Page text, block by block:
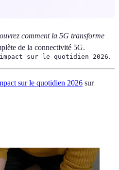
comment la 5G transforme
de la connectivité 5G.
impact sur le quotidien 2026.
sur le quotidien 2026 sur